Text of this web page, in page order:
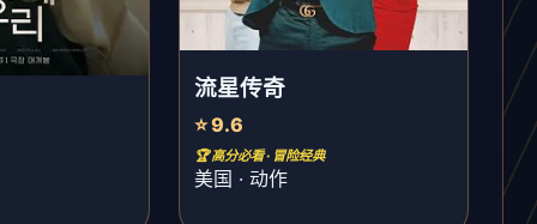
流星传奇
⭐ 9.6
🏆 高分必看 · 冒险经典
美国 · 动作